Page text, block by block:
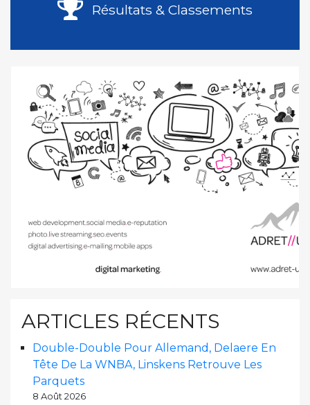
Résultats & Classements
ARTICLES RÉCENTS
Double-Double Pour Allemand, Delaere En
Tête De La WNBA, Linskens Retrouve Les
Parquets
8 Août 2026